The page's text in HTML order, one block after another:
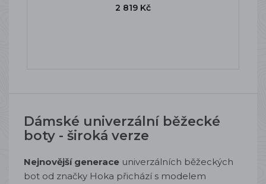
2 819 Kč
Dámské univerzální běžecké
boty - široká verze
Nejnovější generace univerzálních běžeckých
bot od značky Hoka přichází s modelem